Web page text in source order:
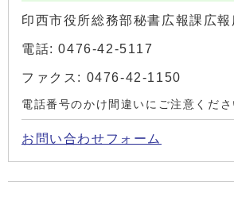
印西市役所総務部秘書広報課広報
電話: 0476-42-5117
ファクス: 0476-42-1150
電話番号のかけ間違いにご注意くださ
お問い合わせフォーム